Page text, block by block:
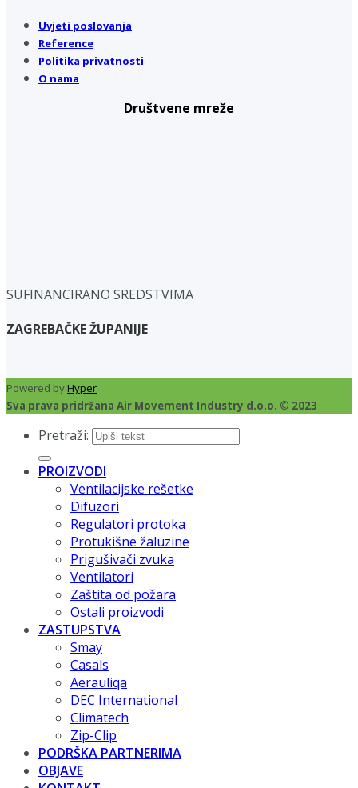
Uvjeti poslovanja
Reference
Politika privatnosti
O nama
Društvene mreže
SUFINANCIRANO SREDSTVIMA
ZAGREBAČKE ŽUPANIJE
Powered byHyper
Sva prava pridržana Air Movement Industry d.o.o. © 2023
Pretraži:
PROIZVODI
Ventilacijske rešetke
Difuzori
Regulatori protoka
Protukišne žaluzine
Prigušivači zvuka
Ventilatori
Zaštita od požara
Ostali proizvodi
ZASTUPSTVA
Smay
Casals
Aerauliqa
DEC International
Climatech
Zip-Clip
PODRŠKA PARTNERIMA
OBJAVE